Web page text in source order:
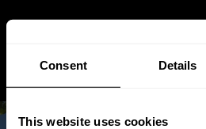
Consent Details
This website uses cookies